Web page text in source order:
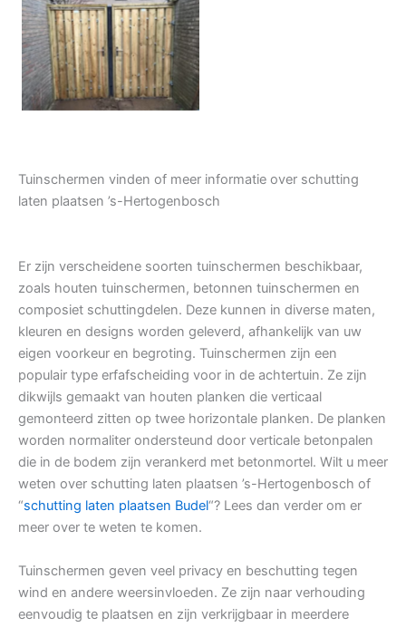
Tuindeur grenen
Tuinschermen vinden of meer informatie over schutting
laten plaatsen ’s-Hertogenbosch
Er zijn verscheidene soorten tuinschermen beschikbaar,
zoals houten tuinschermen, betonnen tuinschermen en
composiet schuttingdelen. Deze kunnen in diverse maten,
kleuren en designs worden geleverd, afhankelijk van uw
eigen voorkeur en begroting. Tuinschermen zijn een
populair type erfafscheiding voor in de achtertuin. Ze zijn
dikwijls gemaakt van houten planken die verticaal
gemonteerd zitten op twee horizontale planken. De planken
worden normaliter ondersteund door verticale betonpalen
die in de bodem zijn verankerd met betonmortel. Wilt u meer
weten over schutting laten plaatsen ’s-Hertogenbosch of
“schutting laten plaatsen Budel“? Lees dan verder om er
meer over te weten te komen.
Tuinschermen geven veel privacy en beschutting tegen
wind en andere weersinvloeden. Ze zijn naar verhouding
eenvoudig te plaatsen en zijn verkrijgbaar in meerdere